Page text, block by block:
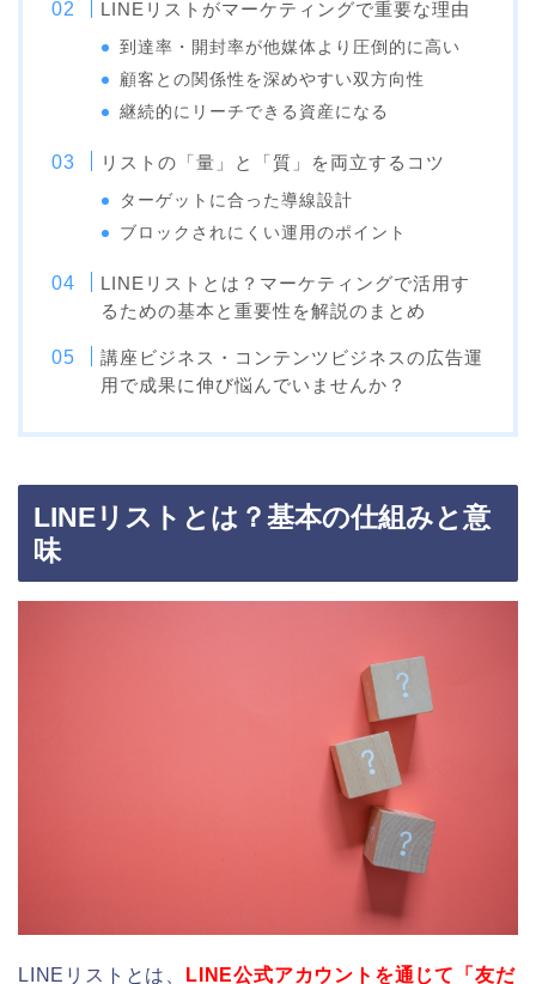
LINEリストがマーケティングで重要な理由
到達率・開封率が他媒体より圧倒的に高い
顧客との関係性を深めやすい双方向性
継続的にリーチできる資産になる
リストの「量」と「質」を両立するコツ
ターゲットに合った導線設計
ブロックされにくい運用のポイント
LINEリストとは？マーケティングで活用す
るための基本と重要性を解説のまとめ
講座ビジネス・コンテンツビジネスの広告運
用で成果に伸び悩んでいませんか？
LINEリストとは？基本の仕組みと意
味
LINEリストとは、
LINE公式アカウントを通じて「友だ